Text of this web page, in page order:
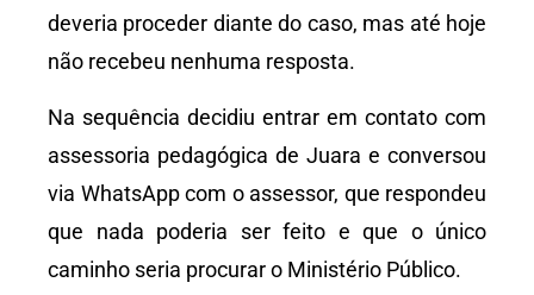
deveria proceder diante do caso, mas até hoje
não recebeu nenhuma resposta.
Na sequência decidiu entrar em contato com
assessoria pedagógica de Juara e conversou
via WhatsApp com o assessor, que respondeu
que nada poderia ser feito e que o único
caminho seria procurar o Ministério Público.